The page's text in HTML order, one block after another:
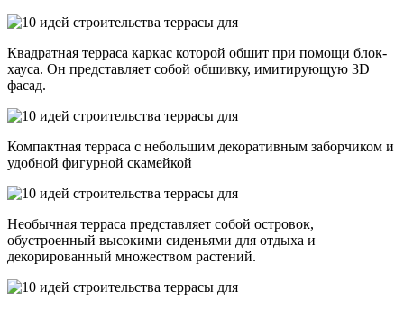
Квадратная терраса каркас которой обшит при помощи блок-
хауса. Он представляет собой обшивку, имитирующую 3D
фасад.
Компактная терраса с небольшим декоративным заборчиком и
удобной фигурной скамейкой
Необычная терраса представляет собой островок,
обустроенный высокими сиденьями для отдыха и
декорированный множеством растений.